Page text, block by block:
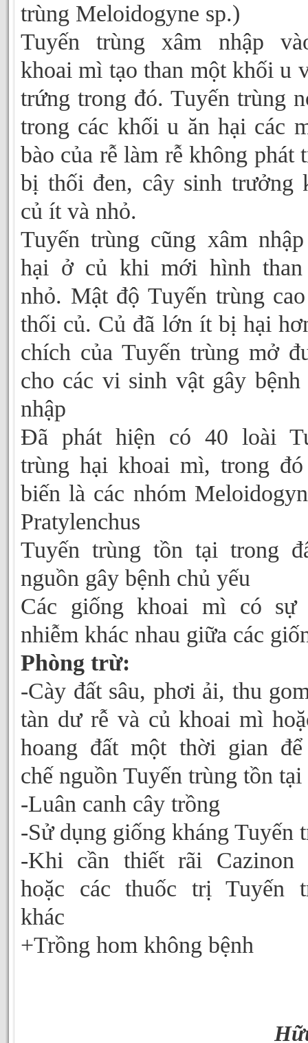
trùng Meloidogyne sp.)
Tuyến trùng xâm nhập
khoai mì tạo than một khối u
trứng trong đó. Tuyến trùng
trong các khối u ăn hại các
bào của rễ làm rễ không phát
bị thối đen, cây sinh trưởng
củ ít và nhỏ.
Tuyến trùng cũng xâm
hại ở củ khi mới hình than
nhỏ. Mật độ Tuyến trùng
thối củ. Củ đã lớn ít bị hại
chích của Tuyến trùng mở
cho các vi sinh vật gây bệnh
nhập
Đã phát hiện có 40 loài
trùng hại khoai mì, trong
biến là các nhóm
Pratylenchus
Tuyến trùng tồn tại trong
nguồn gây bệnh chủ yếu
Các giống khoai mì có sự
nhiễm khác nhau giữa các
Phòng trừ:
-Cày đất sâu, phơi ải, thu
tàn dư rễ và củ khoai mì
hoang đất một thời gian để
chế nguồn Tuyến trùng tồn tại
-Luân canh cây trồng
-Sử dụng giống kháng Tuyến
-Khi cần thiết rãi Cazinon
hoặc các thuốc trị Tuyến
khác
+Trồng hom không bệnh